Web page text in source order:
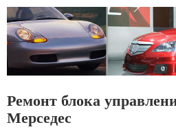
Ремонт блока
Мерседес